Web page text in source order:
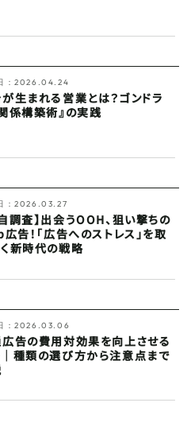
：2026.04.24
生まれる営業とは？ゴンドラ
係構築術』の実践
：2026.03.27
調査】出会うOOH、狙い撃ちの
告！「広告へのストレス」を取
新時代の戦略
：2026.03.06
告の費用対効果を向上させる
種類の選び方から注意点まで